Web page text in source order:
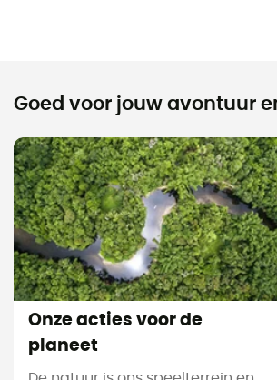
Goed voor jouw avontuur
Onze acties voor de
planeet